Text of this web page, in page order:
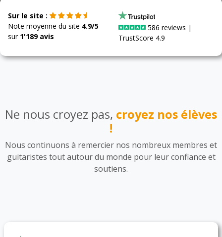
Sur le site :
Note moyenne du site 4.9/5
sur 1'189 avis
586 reviews |
TrustScore 4.9
Ne nous croyez pas, croyez nos élèves
!
Nous continuons à remercier nos nombreux membres et
guitaristes tout autour du monde pour leur confiance et
soutiens.